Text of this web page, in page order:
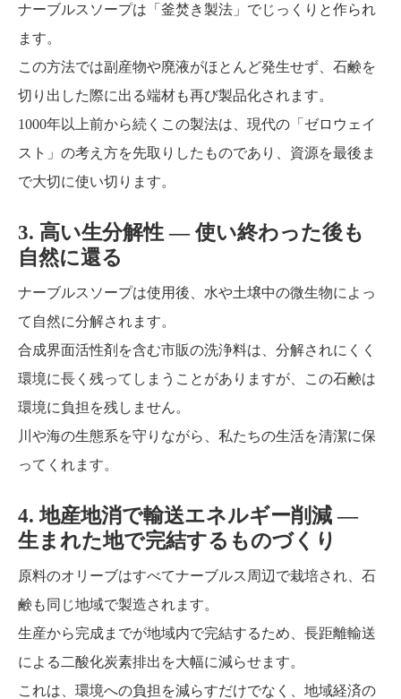
ナーブルスソープは「釜焚き製法」でじっくりと作られ
ます。
この方法では副産物や廃液がほとんど発生せず、石鹸を
切り出した際に出る端材も再び製品化されます。
1000年以上前から続くこの製法は、現代の「ゼロウェイ
スト」の考え方を先取りしたものであり、資源を最後ま
で大切に使い切ります。
3. 高い生分解性 ― 使い終わった後も
自然に還る
ナーブルスソープは使用後、水や土壌中の微生物によっ
て自然に分解されます。
合成界面活性剤を含む市販の洗浄料は、分解されにくく
環境に長く残ってしまうことがありますが、この石鹸は
環境に負担を残しません。
川や海の生態系を守りながら、私たちの生活を清潔に保
ってくれます。
4. 地産地消で輸送エネルギー削減 ―
生まれた地で完結するものづくり
原料のオリーブはすべてナーブルス周辺で栽培され、石
鹸も同じ地域で製造されます。
生産から完成までが地域内で完結するため、長距離輸送
による二酸化炭素排出を大幅に減らせます。
これは、環境への負担を減らすだけでなく、地域経済の